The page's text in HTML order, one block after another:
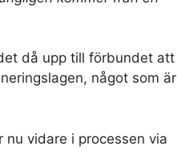
då upp till förbundet att
något som är
nu vidare i processen via